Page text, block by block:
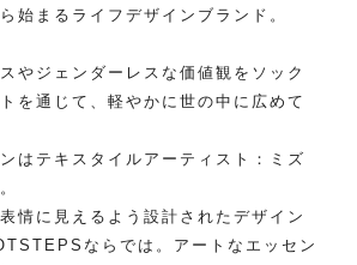
始まるライフデザインブランド。
やジェンダーレスな価値観をソック
を通じて、軽やかに世の中に広めて
はテキスタイルアーティスト：ミズ
情に見えるよう設計されたデザイン
ならでは。アートなエッセン